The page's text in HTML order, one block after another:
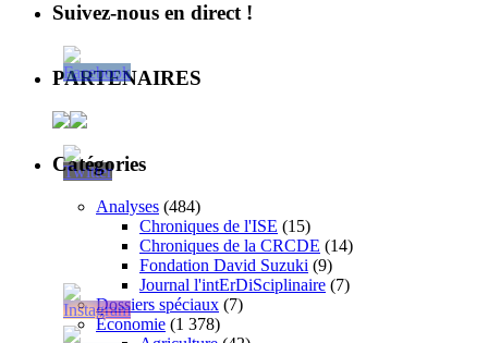
Suivez-nous en direct !
PARTENAIRES
Catégories
Analyses (484)
Chroniques de l'ISE (15)
Chroniques de la CRCDE (14)
Fondation David Suzuki (9)
Journal l'intErDiSciplinaire (7)
Dossiers spéciaux (7)
Économie (1 378)